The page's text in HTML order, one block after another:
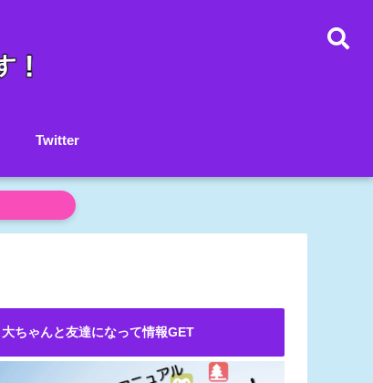
Twitter
大ちゃんと友達になって情報GET